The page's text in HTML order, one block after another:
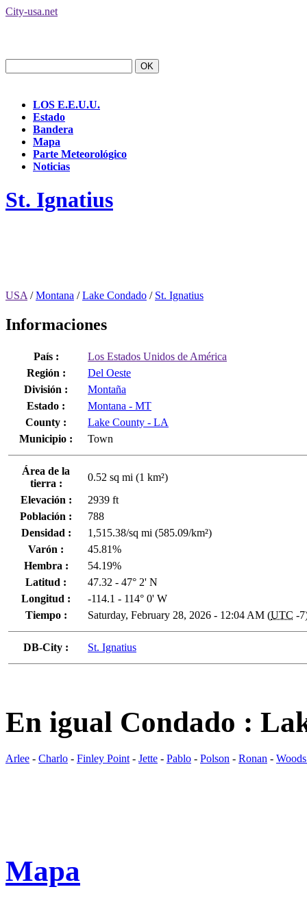
City-usa.net
LOS E.E.U.U.
Estado
Bandera
Mapa
Parte Meteorológico
Noticias
St. Ignatius
USA /Montana /Lake Condado / St. Ignatius
Informaciones
País :
Los Estados Unidos de América
Región :
Del Oeste
División :
Montaña
Estado :
Montana - MT
County :
Lake County - LA
Municipio :
Town
Área de la
tierra :
0.52 sq mi (1 km²)
Elevación :
2939 ft
Población :
788
Densidad :
1,515.38/sq mi (585.09/km²)
Varón :
45.81%
Hembra :
54.19%
Latitud :
47.32 - 47° 2' N
Longitud :
-114.1 - 114° 0' W
Tiempo :
Saturday, February 28, 2026 - 12:04 AM (UTC -
DB-City : St. Ignatius
En igual Condado :
Arlee - Charlo - Finley Point - Jette - Pablo - Polson - Ronan -
Mapa